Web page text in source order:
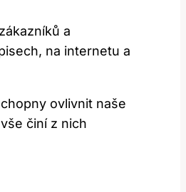
a
na internetu a
ovlivnit naše
činí z nich